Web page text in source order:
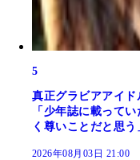
5
真正グラビアアイ
「少年誌に載って
く尊いことだと思う
2026年08月03日 21:00